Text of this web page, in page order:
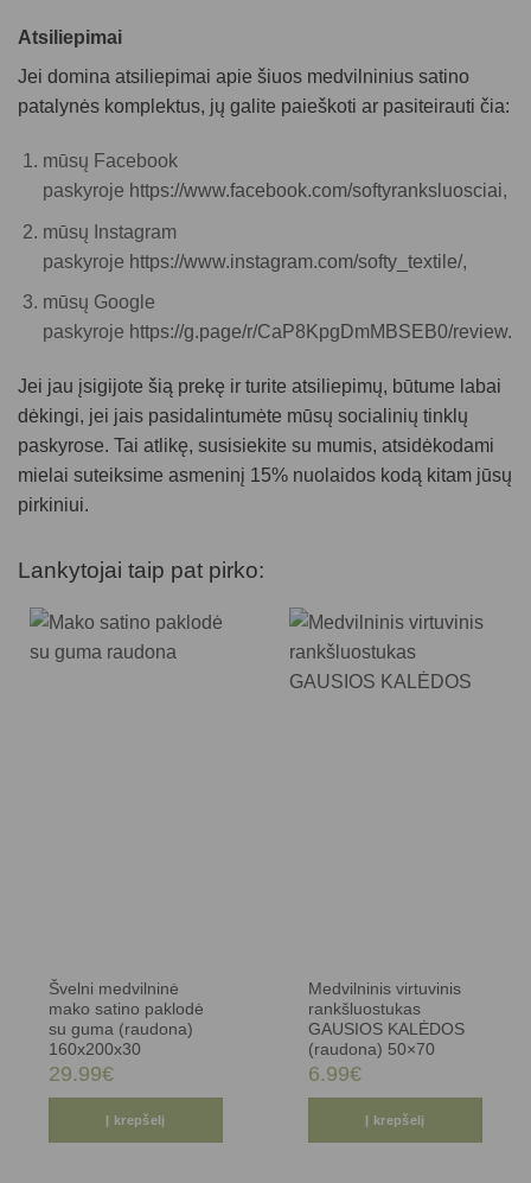
Atsiliepimai
Jei domina atsiliepimai apie šiuos medvilninius satino
patalynės komplektus, jų galite paieškoti ar pasiteirauti čia:
mūsų Facebook
paskyroje https://www.facebook.com/softyranksluosciai,
mūsų Instagram
paskyroje https://www.instagram.com/softy_textile/,
mūsų Google
paskyroje https://g.page/r/CaP8KpgDmMBSEB0/review.
Jei jau įsigijote šią prekę ir turite atsiliepimų, būtume labai
dėkingi, jei jais pasidalintumėte mūsų socialinių tinklų
paskyrose. Tai atlikę, susisiekite su mumis, atsidėkodami
mielai suteiksime asmeninį 15% nuolaidos kodą kitam jūsų
pirkiniui.
Lankytojai taip pat pirko:
Švelni medvilninė
mako satino paklodė
su guma (raudona)
160x200x30
29.99€
Į krepšelį
Medvilninis virtuvinis
rankšluostukas
GAUSIOS KALĖDOS
(raudona) 50×70
6.99€
Į krepšelį